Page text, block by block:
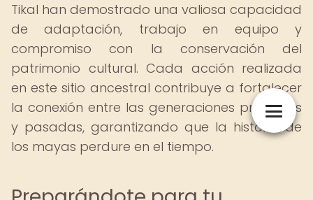
Tikal han demostrado una valiosa capacidad
de adaptación, trabajo en equipo y
compromiso con la conservación del
patrimonio cultural. Cada acción realizada
en este sitio ancestral contribuye a fortalecer
la conexión entre las generaciones presentes
y pasadas, garantizando que la historia de
los mayas perdure en el tiempo.